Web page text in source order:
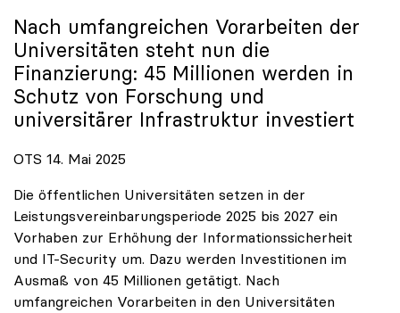
Nach umfangreichen Vorarbeiten der
Universitäten steht nun die
Finanzierung: 45 Millionen werden in
Schutz von Forschung und
universitärer Infrastruktur investiert
OTS 14. Mai 2025
Die öffentlichen Universitäten setzen in der
Leistungsvereinbarungsperiode 2025 bis 2027 ein
Vorhaben zur Erhöhung der Informationssicherheit
und IT-Security um. Dazu werden Investitionen im
Ausmaß von 45 Millionen getätigt. Nach
umfangreichen Vorarbeiten in den Universitäten